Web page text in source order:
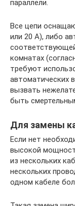
параллели.
Все цепи
или 20 А), либо
комнатах
требуют
автоматических
вызвать
быть
Для замены
Если нет
высокой
из нескольких
нескольких
одном кабеле